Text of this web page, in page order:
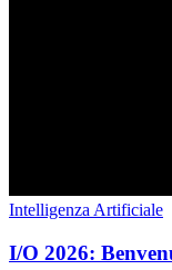
Intelligenza Artificiale
I/O 2026: